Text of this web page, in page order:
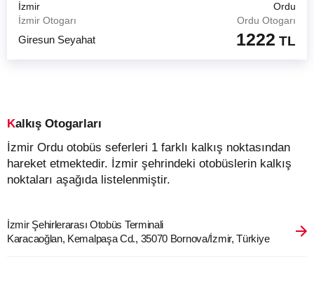
İzmir
Ordu
İzmir Otogarı
Ordu Otogarı
Giresun Seyahat 1222 TL
Kalkış Otogarları
İzmir Ordu otobüs seferleri 1 farklı kalkış noktasından
hareket etmektedir. İzmir şehrindeki otobüslerin kalkış
noktaları aşağıda listelenmiştir.
İzmir Şehirlerarası Otobüs Terminali
Karacaoğlan, Kemalpaşa Cd., 35070 Bornova/İzmir, Türkiye